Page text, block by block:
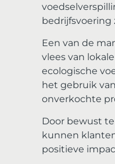
Een van de
vlees van
ecologische
het gebruik
onverkochte
Door bewust
kunnen
positieve